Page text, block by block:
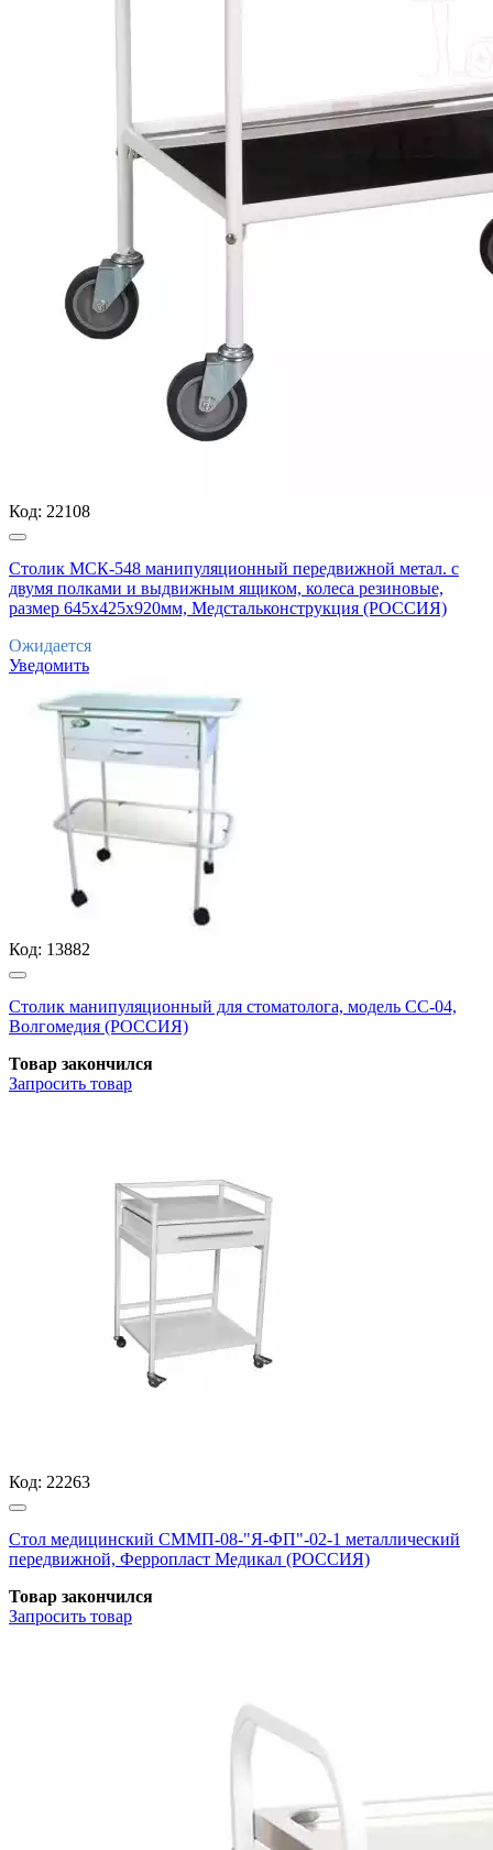
Код: 22108
Столик МСК-548 манипуляционный передвижной метал. с
двумя полками и выдвижным ящиком, колеса резиновые,
размер 645х425х920мм, Медстальконструкция (РОССИЯ)
Ожидается
Уведомить
Код: 13882
Столик манипуляционный для стоматолога, модель СС-04,
Волгомедия (РОССИЯ)
Товар закончился
Запросить товар
Код: 22263
Стол медицинский СММП-08-"Я-ФП"-02-1 металлический
передвижной, Ферропласт Медикал (РОССИЯ)
Товар закончился
Запросить товар